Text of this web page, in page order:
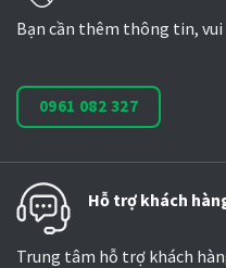
Bạn cần thêm thông tin,
0961 082 327
Hỗ trợ khách
Trung tâm hỗ trợ khách